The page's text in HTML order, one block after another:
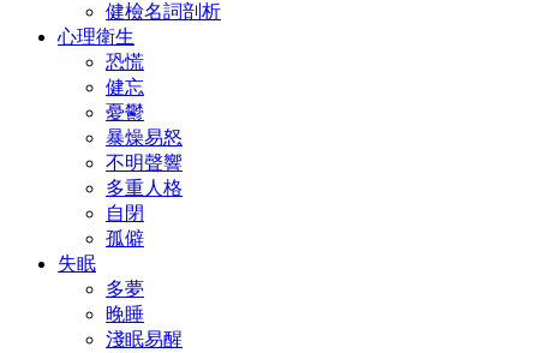
健檢名詞剖析
心理衛生
恐慌
健忘
憂鬱
暴燥易怒
不明聲響
多重人格
自閉
孤僻
失眠
多夢
晚睡
淺眠易醒